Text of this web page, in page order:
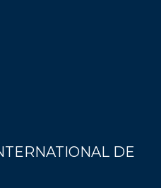
DE